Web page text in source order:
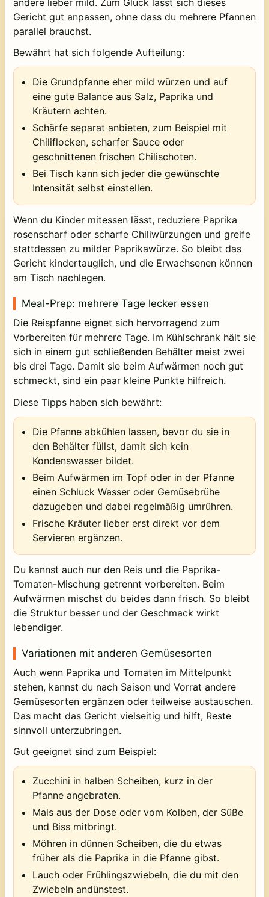
Gericht gut anpassen, ohne dass du mehrere Pfannen
parallel brauchst.
Bewährt hat sich folgende Aufteilung:
Die Grundpfanne eher mild würzen und auf
eine gute Balance aus Salz, Paprika und
Kräutern achten.
Schärfe separat anbieten, zum Beispiel mit
Chiliflocken, scharfer Sauce oder
geschnittenen frischen Chilischoten.
Bei Tisch kann sich jeder die gewünschte
Intensität selbst einstellen.
Wenn du Kinder mitessen lässt, reduziere Paprika
rosenscharf oder scharfe Chiliwürzungen und greife
stattdessen zu milder Paprikawürze. So bleibt das
Gericht kindertauglich, und die Erwachsenen können
am Tisch nachlegen.
Meal-Prep: mehrere Tage lecker essen
Die Reispfanne eignet sich hervorragend zum
Vorbereiten für mehrere Tage. Im Kühlschrank hält sie
sich in einem gut schließenden Behälter meist zwei
bis drei Tage. Damit sie beim Aufwärmen noch gut
schmeckt, sind ein paar kleine Punkte hilfreich.
Diese Tipps haben sich bewährt:
Die Pfanne abkühlen lassen, bevor du sie in
den Behälter füllst, damit sich kein
Kondenswasser bildet.
Beim Aufwärmen im Topf oder in der Pfanne
einen Schluck Wasser oder Gemüsebrühe
dazugeben und dabei regelmäßig umrühren.
Frische Kräuter lieber erst direkt vor dem
Servieren ergänzen.
Du kannst auch nur den Reis und die Paprika-
Tomaten-Mischung getrennt vorbereiten. Beim
Aufwärmen mischst du beides dann frisch. So bleibt
die Struktur besser und der Geschmack wirkt
lebendiger.
Variationen mit anderen Gemüsesorten
Auch wenn Paprika und Tomaten im Mittelpunkt
stehen, kannst du nach Saison und Vorrat andere
Gemüsesorten ergänzen oder teilweise austauschen.
Das macht das Gericht vielseitig und hilft, Reste
sinnvoll unterzubringen.
Gut geeignet sind zum Beispiel:
Zucchini in halben Scheiben, kurz in der
Pfanne angebraten.
Mais aus der Dose oder vom Kolben, der Süße
und Biss mitbringt.
Möhren in dünnen Scheiben, die du etwas
früher als die Paprika in die Pfanne gibst.
Lauch oder Frühlingszwiebeln, die du mit den
Zwiebeln andünstest.